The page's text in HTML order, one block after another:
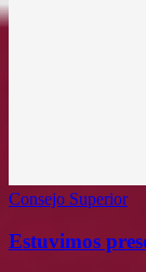
Consejo Superior
Estuvimos